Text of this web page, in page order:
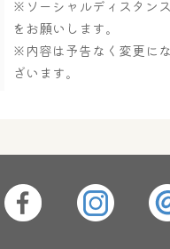
場 サ
ランド
※ソーシャルディスタン
をお願いします。
※内容は予告なく変更に
ざいます。